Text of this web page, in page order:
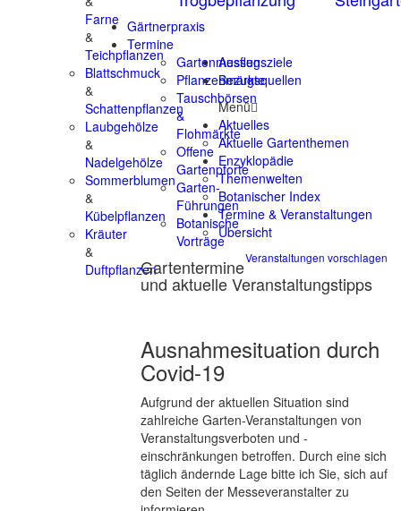
Farne
&
Teichpflanzen
Blattschmuck
&
Schattenpflanzen
Laubgehölze
&
Nadelgehölze
Sommerblumen
&
Kübelpflanzen
Kräuter
&
Duftpflanzen
Gärtnerpraxis
Termine
Gartenmessen
Pflanzenmärkte
Tauschbörsen
&
Flohmärkte
Offene
Gartenpforte
Garten-
Führungen
Botanische
Vorträge
Veranstaltungen vorschlagen
Gartentermine
und aktuelle Veranstaltungstipps
Ausnahmesituation durch
Covid-19
Aufgrund der aktuellen Situation sind
zahlreiche Garten-Veranstaltungen von
Veranstaltungsverboten und -
einschränkungen betroffen. Durch eine sich
täglich ändernde Lage bitte ich Sie, sich auf
den Seiten der Messeveranstalter zu
Ausflugsziele
Bezugsquellen
Menü
Aktuelles
Aktuelle Gartenthemen
Enzyklopädie
Themenwelten
Botanischer Index
Termine & Veranstaltungen
Übersicht